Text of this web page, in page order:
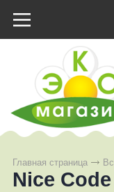
Главная страница
Nice Code